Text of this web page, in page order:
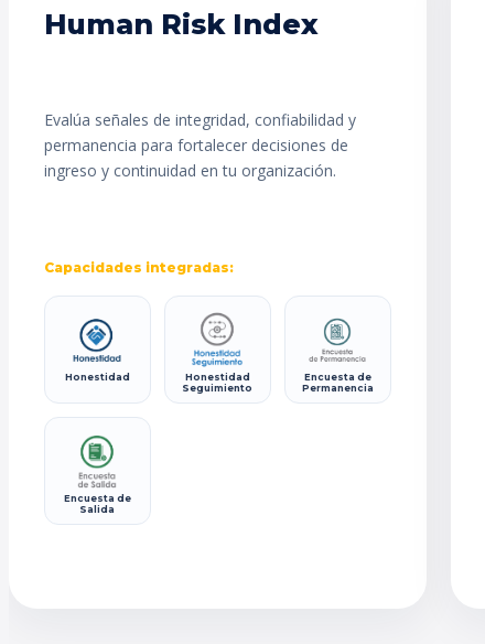
Human Risk Index
Evalúa señales de integridad, confiabilidad y
permanencia para fortalecer decisiones de
ingreso y continuidad en tu organización.
Capacidades integradas:
Honestidad
Honestidad
Seguimiento
Encuesta de
Permanencia
Encuesta de
Salida